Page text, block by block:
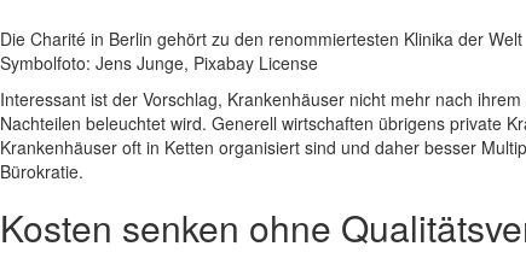
Die Charité in Berlin gehört zu den renommiertesten Klinika der Welt
Symbolfoto: Jens Junge, Pixabay License
Interessant ist der Vorschlag, Krankenhäuser nicht mehr nach
Nachteilen beleuchtet wird. Generell wirtschaften übrigens private
Krankenhäuser oft in Ketten organisiert sind und daher besser
Bürokratie.
Kosten senken ohne